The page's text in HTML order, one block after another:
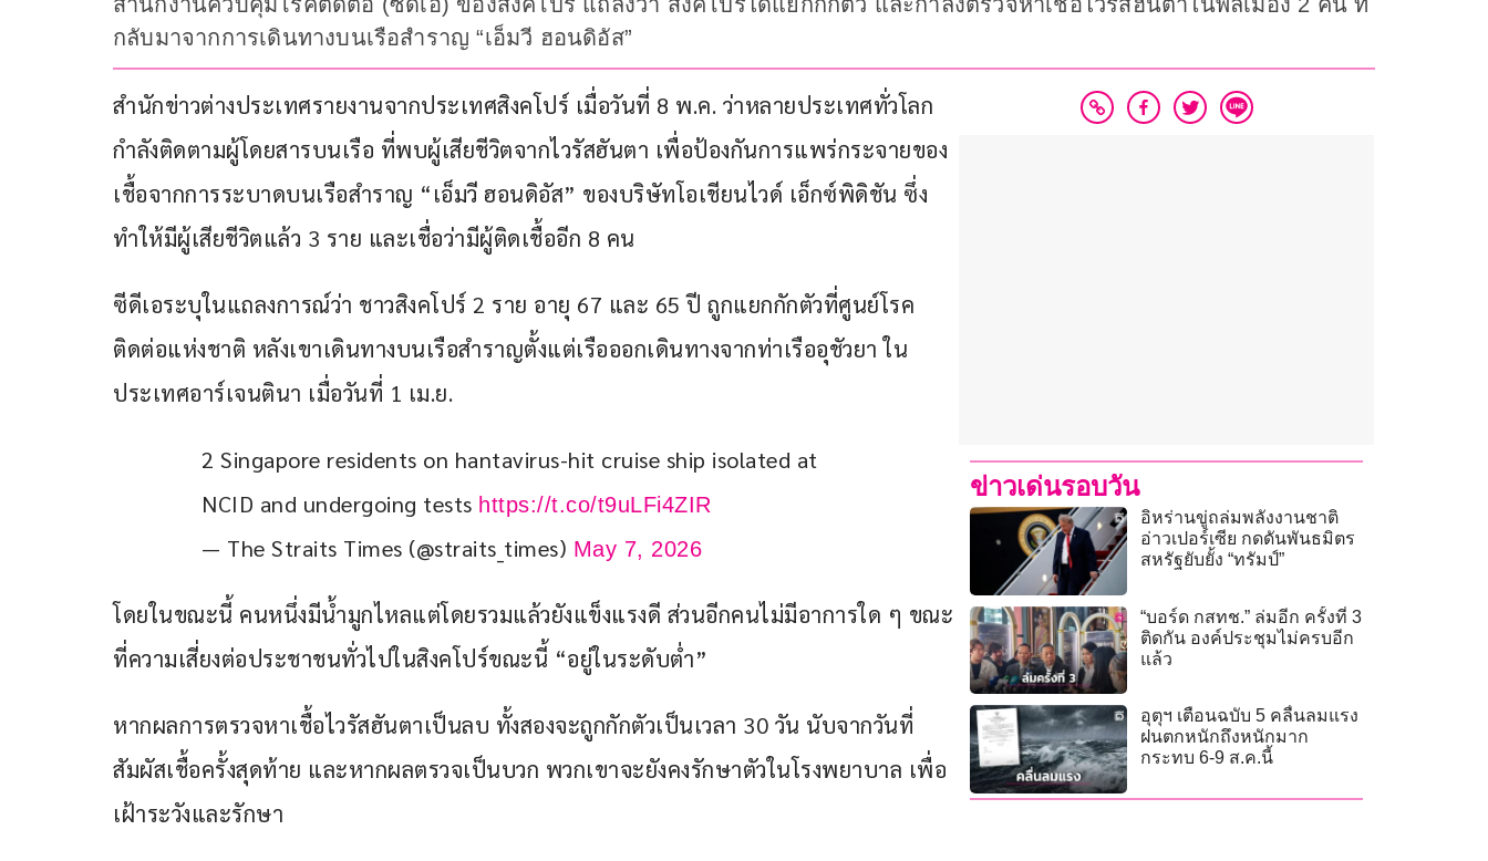
กลับมาจากการเดินทางบนเรือสำราญ “เอ็มวี ฮอนดิอัส”
สำนักข่าวต่างประเทศรายงานจากประเทศสิงคโปร์ เมื่อวันที่ 8 พ.ค. ว่าหลายประเทศทั่วโลก
กำลังติดตามผู้โดยสารบนเรือ ที่พบผู้เสียชีวิตจากไวรัสฮันตา เพื่อป้องกันการแพร่กระจายของ
เชื้อจากการระบาดบนเรือสำราญ “เอ็มวี ฮอนดิอัส” ของบริษัทโอเชียนไวด์ เอ็กซ์พิดิชัน ซึ่ง
ทำให้มีผู้เสียชีวิตแล้ว 3 ราย และเชื่อว่ามีผู้ติดเชื้ออีก 8 คน
ซีดีเอระบุในแถลงการณ์ว่า ชาวสิงคโปร์ 2 ราย อายุ 67 และ 65 ปี ถูกแยกกักตัวที่ศูนย์โรค
ติดต่อแห่งชาติ หลังเขาเดินทางบนเรือสำราญตั้งแต่เรือออกเดินทางจากท่าเรืออุชัวยา ใน
ประเทศอาร์เจนตินา เมื่อวันที่ 1 เม.ย.
2 Singapore residents on hantavirus-hit cruise ship isolated at
NCID and undergoing tests https://t.co/t9uLFi4ZIR
— The Straits Times (@straits_times) May 7, 2026
โดยในขณะนี้ คนหนึ่งมีน้ำมูกไหลแต่โดยรวมแล้วยังแข็งแรงดี ส่วนอีกคนไม่มีอาการใด ๆ ขณะ
ที่ความเสี่ยงต่อประชาชนทั่วไปในสิงคโปร์ขณะนี้ “อยู่ในระดับต่ำ”
หากผลการตรวจหาเชื้อไวรัสฮันตาเป็นลบ ทั้งสองจะถูกกักตัวเป็นเวลา 30 วัน นับจากวันที่
สัมผัสเชื้อครั้งสุดท้าย และหากผลตรวจเป็นบวก พวกเขาจะยังคงรักษาตัวในโรงพยาบาล เพื่อ
เฝ้าระวังและรักษา
ข่าวเด่นรอบวัน
อิหร่านขู่ถล่มพลังงานชาติ
อ่าวเปอร์เซีย กดดันพันธมิตร
สหรัฐยับยั้ง “ทรัมป์”
“บอร์ด กสทช.” ล่มอีก ครั้งที่ 3
ติดกัน องค์ประชุมไม่ครบอีก
แล้ว
อุตุฯ เตือนฉบับ 5 คลื่นลมแรง
ฝนตกหนักถึงหนักมาก
กระทบ 6-9 ส.ค.นี้